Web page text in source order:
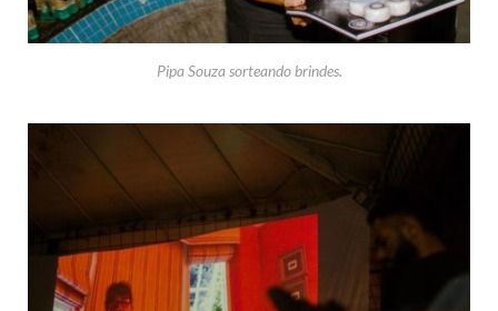
Pipa Souza sorteando brindes.